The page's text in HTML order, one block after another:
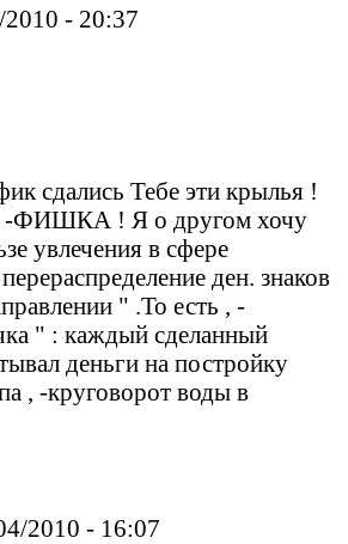
- 20:37
сдались Тебе эти крылья !
-ФИШКА ! Я о другом хочу
увлечения в сфере
ден. знаков
" .То есть , -
" : каждый сделанный
деньги на постройку
, -круговорот воды в
2010 - 16:07